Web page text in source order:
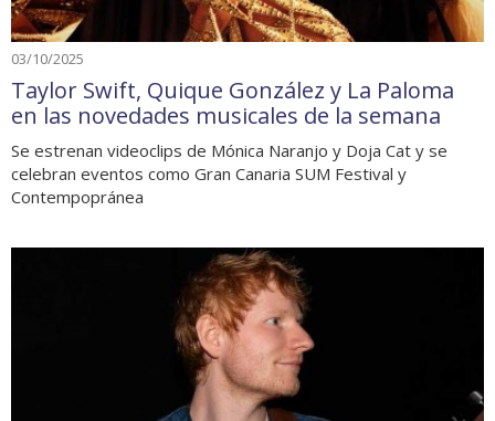
03/10/2025
Taylor Swift, Quique González y La Paloma
en las novedades musicales de la semana
Se estrenan videoclips de Mónica Naranjo y Doja Cat y se
celebran eventos como Gran Canaria SUM Festival y
Contempopránea